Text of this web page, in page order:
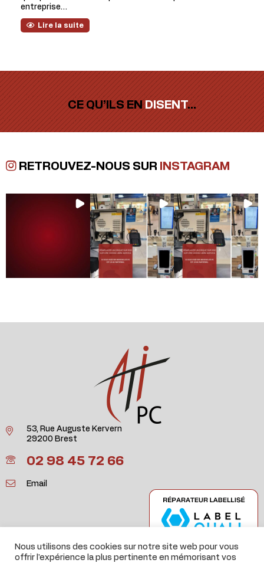
entreprise…
Lire la suite
CE QU’ILS ENDISENT…
RETROUVEZ-NOUS SUR INSTAGRAM
53, Rue Auguste Kervern
29200 Brest
02 98 45 72 66
Email
Nous utilisons des cookies sur notre site web pour vous
offrir l'expérience la plus pertinente en mémorisant vos